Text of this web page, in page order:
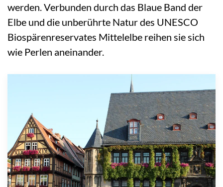
werden. Verbunden durch das Blaue Band der
Elbe und die unberührte Natur des UNESCO
Biospärenreservates Mittelelbe reihen sie sich
wie Perlen aneinander.